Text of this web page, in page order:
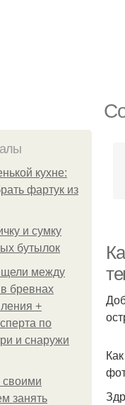
кухне:
фартук из
и сумку
бутылок
щели между
бревнах
+
по
и снаружи
занять